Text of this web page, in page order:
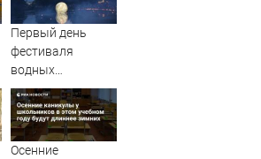
последствий
Первый день
фестиваля
водных
фонариков
прошел в
псковском
Дендропарке.
Осенние